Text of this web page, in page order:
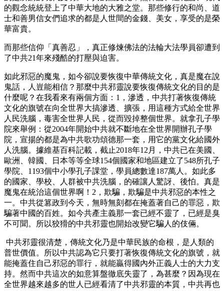
的觀念統統登上了中華大地的大雅之堂。那些修行的和尚、道
士和善男信女們追求的都是人世間的金錢、美女，享受的是榮
華富貴。
而那些信仰「真善忍」，真正修煉佛法的法輪大法學員卻遭到
了中共21年來殘酷的打壓與迫害。
如此邪惡的魔鬼，如今卻說要恢復中華傳統文化，真是魔在說
鬼話，人豈能相信？那麼中共邪靈說要恢復傳統文化的目的是
什麼呢？在我看來有兩個方面：1，滲透，中共打著恢復傳統
文化的旗號在向全世界大搞滲透、擴張，用這種方式給全世界
人民洗腦，毒害全世界人民，從而毀掉整個世界。就拿孔子學
院來舉例：從2004年開始中共就不斷地在全世界開辦孔子學
院，宣揚的都是為中共歌功頌德那一套，用它的黨文化給國外
人洗腦。據維基百科記載，截止2018年12月，中共已在美國、
歐洲、韓國、日本等等全球154個國家和地區建立了548所孔子
學院、1193個中小學孔子課堂，學員總數達187萬人。如此多
的國家、學校、人群被中共洗腦，的確讓人驚訝、後怕。真是
魔鬼在統治這個世界啊！2，欺騙，欺騙是中共邪惡的本性之
一。中共從篡政到今天，無時無刻都在掩蓋著自己的罪惡，欺
騙著中國的百姓。如今共產主義那一套已經不靈了，已經是臭
不可聞。所以狡猾的中共邪靈也開始改變它騙人的伎倆。
中共邪靈很清楚，傳統文化乃是中華民族的命根，是人類的
普世價值。所以中共認為它只要打著恢復傳統文化的旗號，就
能掩蓋住自己邪惡的罪行，就能贏得國內外正義人士的大力支
持。然而中共這次的如意算盤徹底失靈了，為甚麼？因為現在
全世界越來越多的世人已經看清了中共邪靈的本質，中共再也